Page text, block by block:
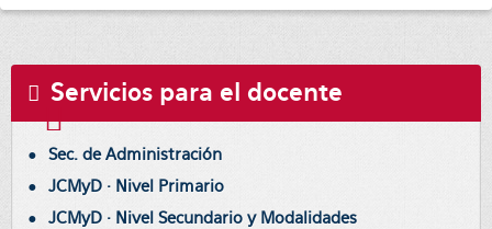
Servicios para el docente
Sec. de Administración
JCMyD · Nivel Primario
JCMyD · Nivel Secundario y Modalidades